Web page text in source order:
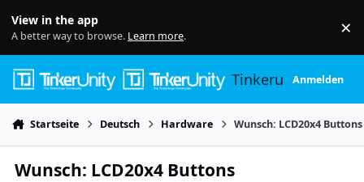
View in the app
A better way to browse. Learn more. ×
TinkerunityAnmelden
Startseite Deutsch Hardware Wunsch: LCD20x4 Buttons
Wunsch: LCD20x4 Buttons